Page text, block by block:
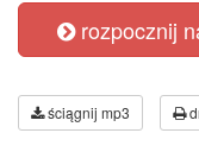
rozpocznij
ściągnij mp3